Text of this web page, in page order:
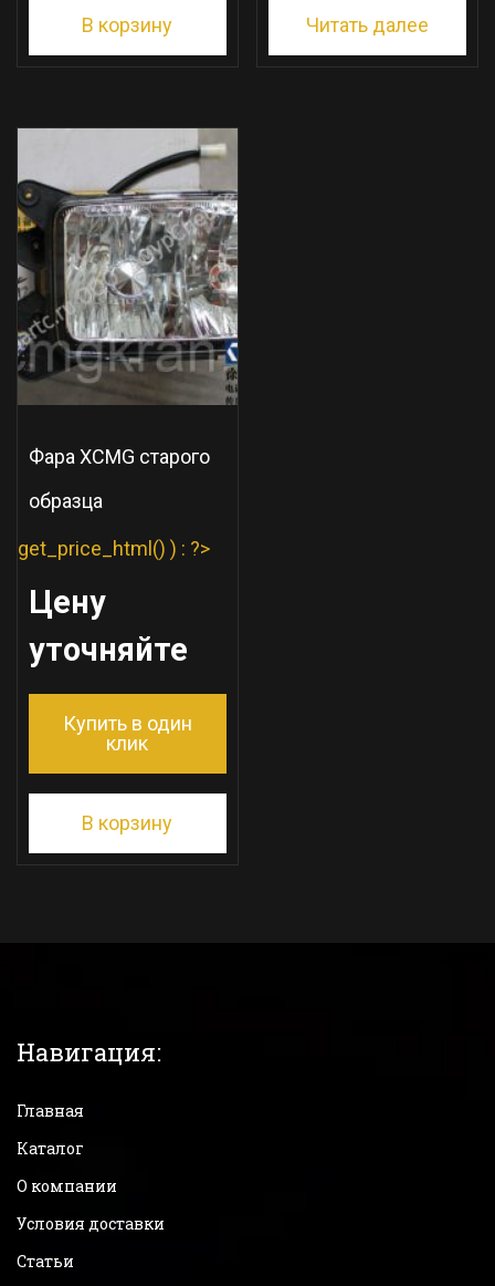
В корзину Читать далее
Фара XCMG старого
образца
get_price_html() ) : ?>
Цену
уточняйте
Купить в один
клик
В корзину
Навигация:
Главная
Каталог
О компании
Условия доставки
Статьи